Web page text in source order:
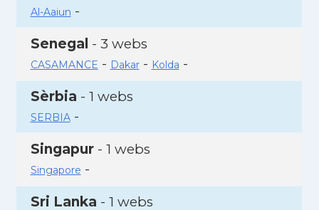
Al-Aaiun -
Senegal - 3 webs
CASAMANCE - Dakar- Kolda -
Sèrbia - 1 webs
SERBIA-
Singapur- 1 webs
Singapore -
Sri Lanka - 1 webs